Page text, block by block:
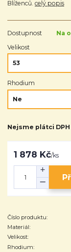
Blíženců. celý popis
Dostupnost
Na
Velikost
Rhodium
Nejsme plátci DPH
1 878 Kč/ks
Číslo produktu:
Materiál:
Velikost:
Rhodium: